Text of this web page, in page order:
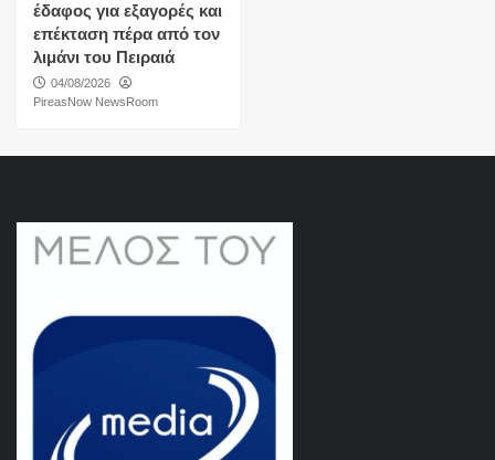
έδαφος για εξαγορές και
επέκταση πέρα από τον
λιμάνι του Πειραιά
04/08/2026
PireasNow NewsRoom